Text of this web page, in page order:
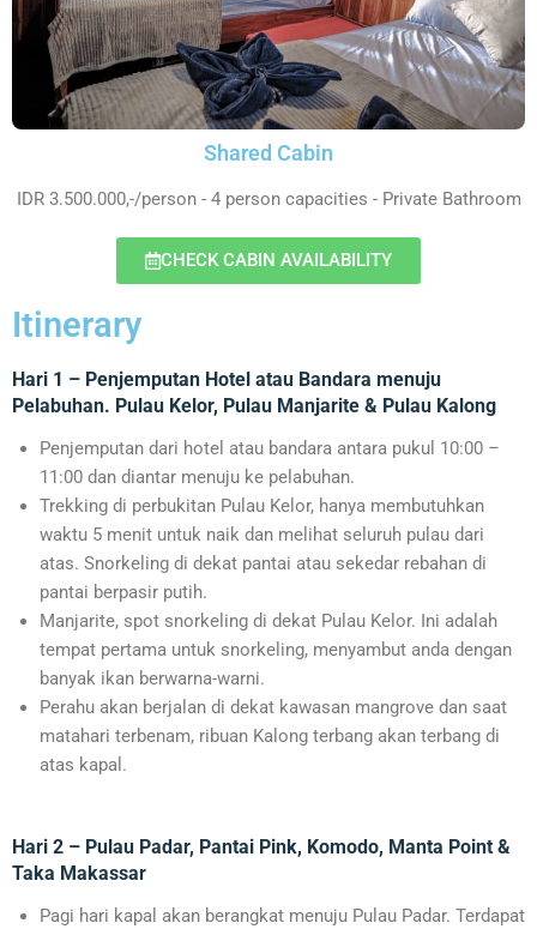
Shared Cabin
IDR 3.500.000,-/person - 4 person capacities - Private Bathroom
CHECK CABIN AVAILABILITY
Itinerary
Hari 1 – Penjemputan Hotel atau Bandara menuju
Pelabuhan. Pulau Kelor, Pulau Manjarite & Pulau Kalong
Penjemputan dari hotel atau bandara antara pukul 10:00 –
11:00 dan diantar menuju ke pelabuhan.
Trekking di perbukitan Pulau Kelor, hanya membutuhkan
waktu 5 menit untuk naik dan melihat seluruh pulau dari
atas. Snorkeling di dekat pantai atau sekedar rebahan di
pantai berpasir putih.
Manjarite, spot snorkeling di dekat Pulau Kelor. Ini adalah
tempat pertama untuk snorkeling, menyambut anda dengan
banyak ikan berwarna-warni.
Perahu akan berjalan di dekat kawasan mangrove dan saat
matahari terbenam, ribuan Kalong terbang akan terbang di
atas kapal.
Hari 2 – Pulau Padar, Pantai Pink, Komodo, Manta Point &
Taka Makassar
Pagi hari kapal akan berangkat menuju Pulau Padar. Terdapat